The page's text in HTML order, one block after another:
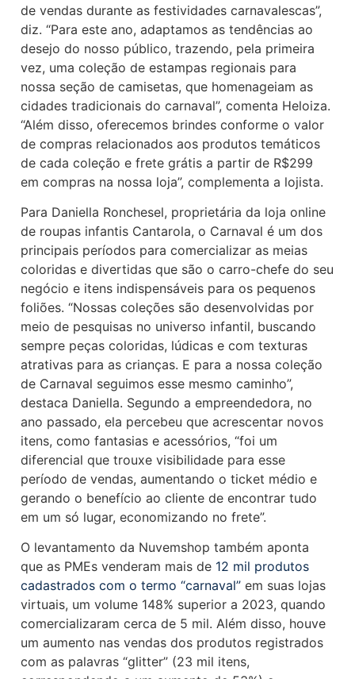
de vendas durante as festividades carnavalescas”,
diz. “Para este ano, adaptamos as tendências ao
desejo do nosso público, trazendo, pela primeira
vez, uma coleção de estampas regionais para
nossa seção de camisetas, que homenageiam as
cidades tradicionais do carnaval”, comenta Heloiza.
“Além disso, oferecemos brindes conforme o valor
de compras relacionados aos produtos temáticos
de cada coleção e frete grátis a partir de R$299
em compras na nossa loja”, complementa a lojista.
Para Daniella Ronchesel, proprietária da loja online
de roupas infantis Cantarola, o Carnaval é um dos
principais períodos para comercializar as meias
coloridas e divertidas que são o carro-chefe do seu
negócio e itens indispensáveis para os pequenos
foliões. “Nossas coleções são desenvolvidas por
meio de pesquisas no universo infantil, buscando
sempre peças coloridas, lúdicas e com texturas
atrativas para as crianças. E para a nossa coleção
de Carnaval seguimos esse mesmo caminho”,
destaca Daniella. Segundo a empreendedora, no
ano passado, ela percebeu que acrescentar novos
itens, como fantasias e acessórios, “foi um
diferencial que trouxe visibilidade para esse
período de vendas, aumentando o ticket médio e
gerando o benefício ao cliente de encontrar tudo
em um só lugar, economizando no frete”.
O levantamento da Nuvemshop também aponta
que as PMEs venderam mais de 12 mil produtos
cadastrados com o termo “carnaval” em suas lojas
virtuais, um volume 148% superior a 2023, quando
comercializaram cerca de 5 mil. Além disso, houve
um aumento nas vendas dos produtos registrados
com as palavras “glitter” (23 mil itens,